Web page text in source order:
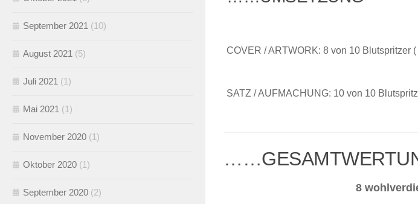
COVER / ARTWORK: 8 von 10 Blutspritzer
SATZ / AUFMACHUNG: 10 von 10
8
September 2021 (10)
August 2021 (5)
Juli 2021 (1)
Mai 2021 (1)
November 2020 (1)
Oktober 2020 (1)
September 2020 (2)